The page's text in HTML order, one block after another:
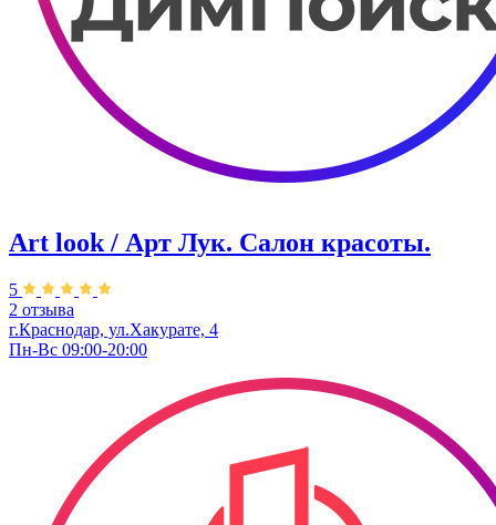
Art look / Арт Лук. Салон красоты.
5
2 отзыва
г.Краснодар, ул.Хакурате, 4
Пн-Вс 09:00-20:00